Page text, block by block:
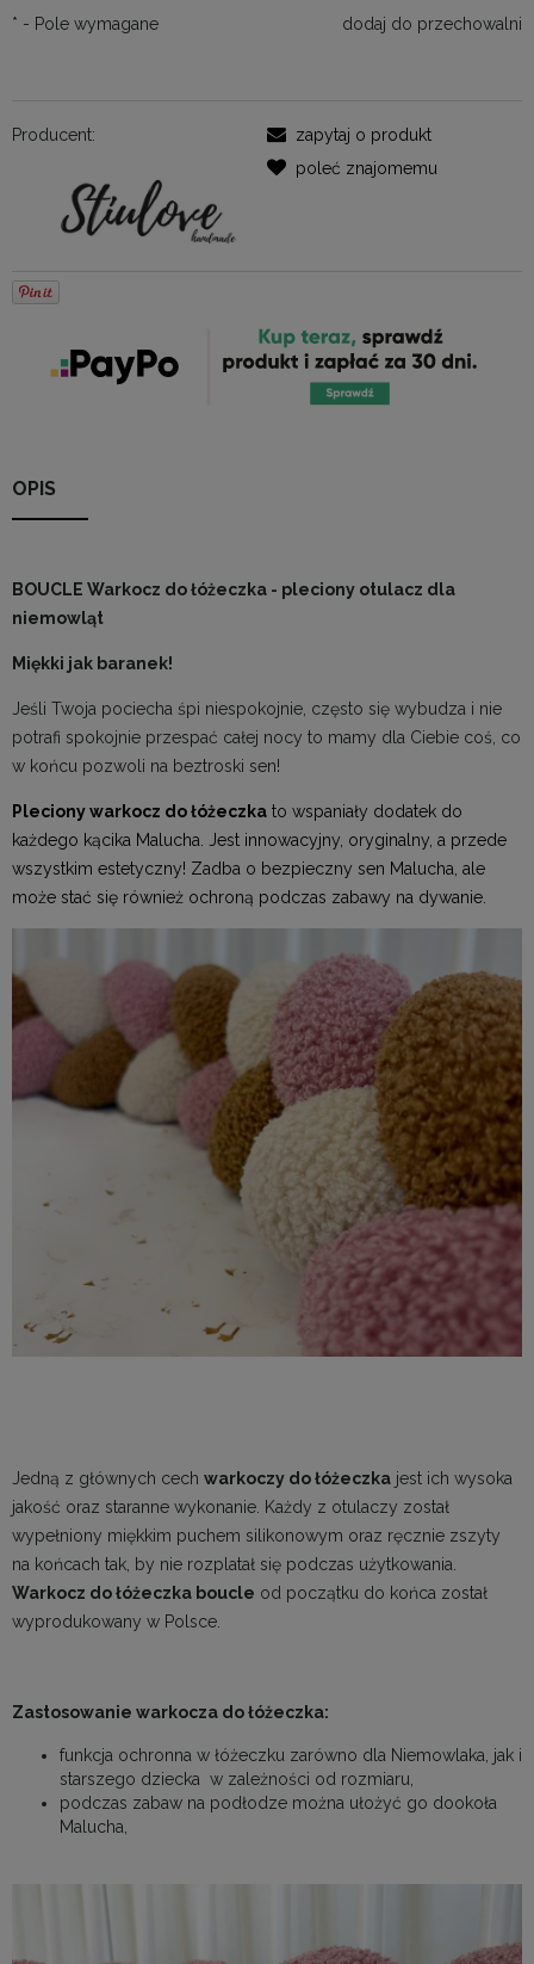
dodaj do przechowalni
* - Pole wymagane
Producent:
zapytaj o produkt
poleć znajomemu
OPIS
BOUCLE Warkocz do łóżeczka - pleciony otulacz dla
niemowląt
Miękki jak baranek!
Jeśli Twoja pociecha śpi niespokojnie, często się wybudza i nie
potrafi spokojnie przespać całej nocy to mamy dla Ciebie coś, co
w końcu pozwoli na beztroski sen!
Pleciony warkocz do łóżeczka to wspaniały dodatek do
każdego kącika Malucha. Jest innowacyjny, oryginalny, a przede
wszystkim estetyczny! Zadba o bezpieczny sen Malucha, ale
może stać się również ochroną podczas zabawy na dywanie.
Jedną z głównych cech warkoczy do łóżeczka jest ich wysoka
jakość oraz staranne wykonanie. Każdy z otulaczy został
wypełniony miękkim puchem silikonowym oraz ręcznie zszyty
na końcach tak, by nie rozplatał się podczas użytkowania.
Warkocz do łóżeczka boucle od początku do końca został
wyprodukowany w Polsce.
Zastosowanie warkocza do łóżeczka:
funkcja ochronna w łóżeczku zarówno dla Niemowlaka, jak i
starszego dziecka w zależności od rozmiaru,
podczas zabaw na podłodze można ułożyć go dookoła
Malucha,